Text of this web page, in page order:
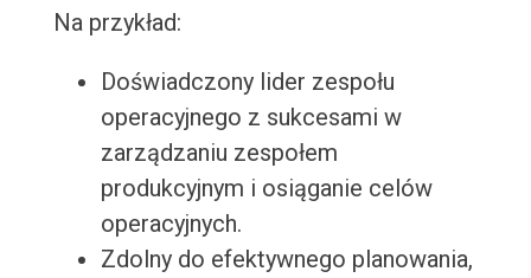
Na przykład:
Doświadczony lider zespołu
operacyjnego z sukcesami w
zarządzaniu zespołem
produkcyjnym i osiąganie celów
operacyjnych.
Zdolny do efektywnego planowania,